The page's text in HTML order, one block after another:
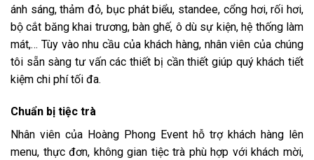
ánh sáng, thảm đỏ, bục phát biểu, standee, cổng hơi, rối hơi,
bộ cắt băng khai trương, bàn ghế, ô dù sự kiện, hệ thống làm
mát,… Tùy vào nhu cầu của khách hàng, nhân viên của chúng
tôi sẵn sàng tư vấn các thiết bị cần thiết giúp quý khách tiết
kiệm chi phí tối đa.
Chuẩn bị tiệc trà
Nhân viên của Hoàng Phong Event hỗ trợ khách hàng lên
menu, thực đơn, không gian tiệc trà phù hợp với khách mời,